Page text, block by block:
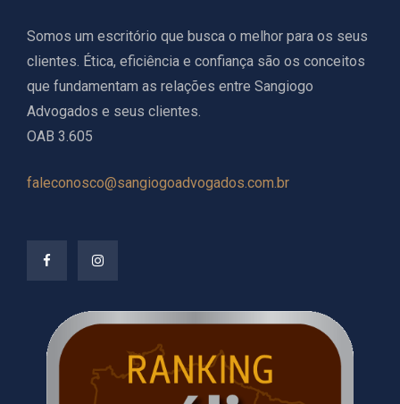
Somos um escritório que busca o melhor para os seus
clientes. Ética, eficiência e confiança são os conceitos
que fundamentam as relações entre Sangiogo
Advogados e seus clientes.
OAB 3.605
faleconosco@sangiogoadvogados.com.br